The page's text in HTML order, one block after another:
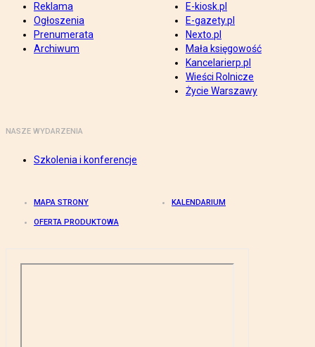
Reklama
Ogłoszenia
Prenumerata
Archiwum
E-kiosk.pl
E-gazety.pl
Nexto.pl
Mała księgowość
Kancelarierp.pl
Wieści Rolnicze
Życie Warszawy
NASZE WYDARZENIA
Szkolenia i konferencje
MAPA STRONY KALENDARIUM
OFERTA PRODUKTOWA